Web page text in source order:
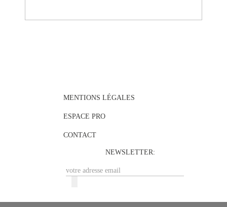
MENTIONS LÉGALES
ESPACE PRO
CONTACT
NEWSLETTER: